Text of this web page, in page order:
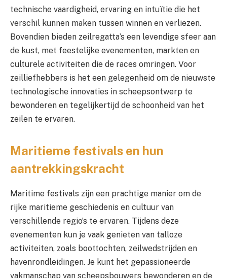
technische vaardigheid, ervaring en intuïtie die het
verschil kunnen maken tussen winnen en verliezen.
Bovendien bieden zeilregatta’s een levendige sfeer aan
de kust, met feestelijke evenementen, markten en
culturele activiteiten die de races omringen. Voor
zeilliefhebbers is het een gelegenheid om de nieuwste
technologische innovaties in scheepsontwerp te
bewonderen en tegelijkertijd de schoonheid van het
zeilen te ervaren.
Maritieme festivals en hun
aantrekkingskracht
Maritime festivals zijn een prachtige manier om de
rijke maritieme geschiedenis en cultuur van
verschillende regio’s te ervaren. Tijdens deze
evenementen kun je vaak genieten van talloze
activiteiten, zoals boottochten, zeilwedstrijden en
havenrondleidingen. Je kunt het gepassioneerde
vakmanschap van scheepsbouwers bewonderen en de